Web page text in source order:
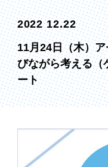
2022 12.22
11月24日（木）
びながら考える（
ート